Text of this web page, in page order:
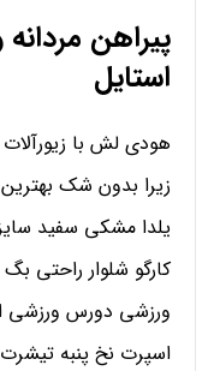
پیراهن
استایل
هودی لش با
زیرا بدون شک
یلدا مشکی سفید
کارگو شلوار راحتی
ورزشی دورس ورزشی
اسپرت نخ پنبه